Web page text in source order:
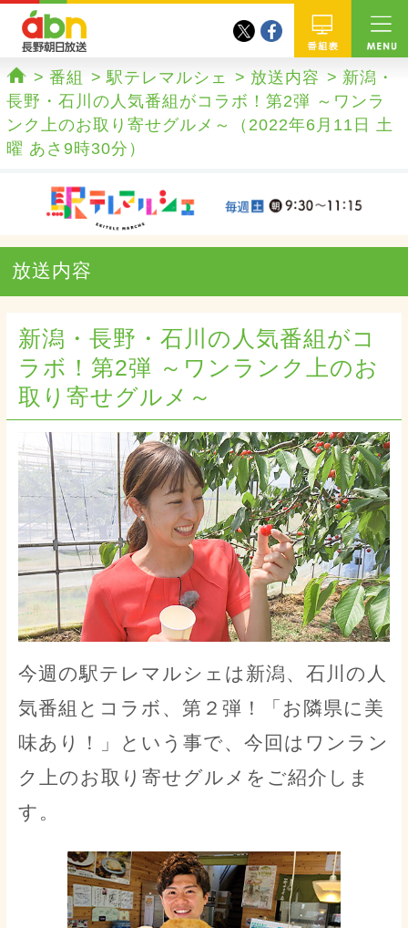
番組
twitterfacebook
ホーム
番組 駅テレマルシェ 放送内容
新潟・
長野・石川の人気番組がコラボ！第2弾 ～ワンラ
ンク上のお取り寄せグルメ～（2022年6月11日 土
曜 あさ9時30分）
放送内容
新潟・長野・石川の人気番組がコ
ラボ！第2弾 ～ワンランク上のお
取り寄せグルメ～
今週の駅テレマルシェは新潟、石川の人
気番組とコラボ、第２弾！「お隣県に美
味あり！」という事で、今回はワンラン
ク上のお取り寄せグルメをご紹介しま
す。